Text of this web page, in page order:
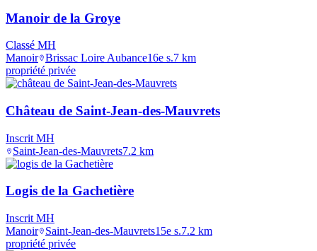
Manoir de la Groye
Classé MH
Manoir Brissac Loire Aubance16e s.7 km
propriété privée
Château de Saint-Jean-des-Mauvrets
Inscrit MH
Saint-Jean-des-Mauvrets7.2 km
Logis de la Gachetière
Inscrit MH
Manoir
Saint-Jean-des-Mauvrets15e s.7.2 km
propriété privée